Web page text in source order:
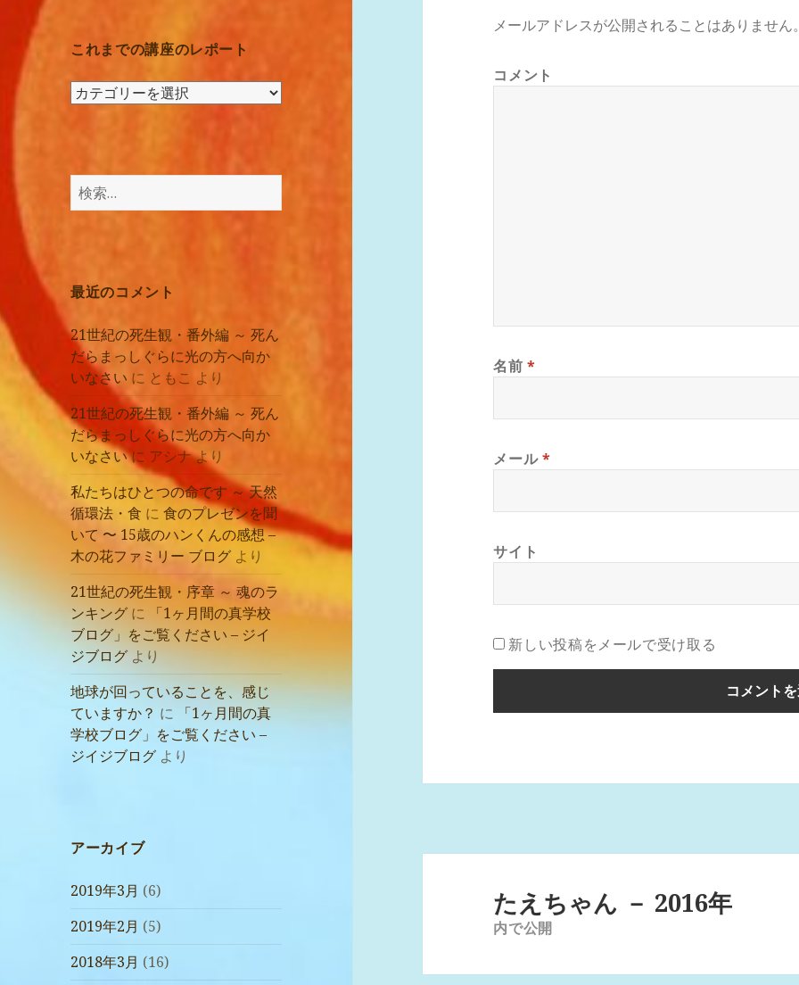
これまでの講座のレポート
こ
の
講
ポ
ー
ト
検
索:
最近のコメント
21世紀の死生観・番外編 ～ 死ん
だらまっしぐらに光の方へ向か
いなさい に ともこ より
21世紀の死生観・番外編 ～ 死ん
だらまっしぐらに光の方へ向か
いなさいに アシナより
私たちはひとつの命です ～ 天然
循環法・食 に食のプレゼンを聞
いて 〜 15歳のハンくんの感想 –
木の花ファミリー ブログ より
21世紀の死生観・序章 ～ 魂のラ
ンキング に
「1ヶ月間の真学校
ブログ」をご覧ください – ジイ
ジブログより
地球が回っていることを、感じ
ていますか？ に
「1ヶ月間の真
学校ブログ」をご覧ください –
ジイジブログ より
アーカイブ
2019年3月 (6)
2019年2月 (5)
2018年3月 (16)
メールアドレスが公開されることはありません
コメント
名前*
メール*
サイト
新しい投稿をメールで受け取る
ゲ
たえちゃん － 2016年
内で公開